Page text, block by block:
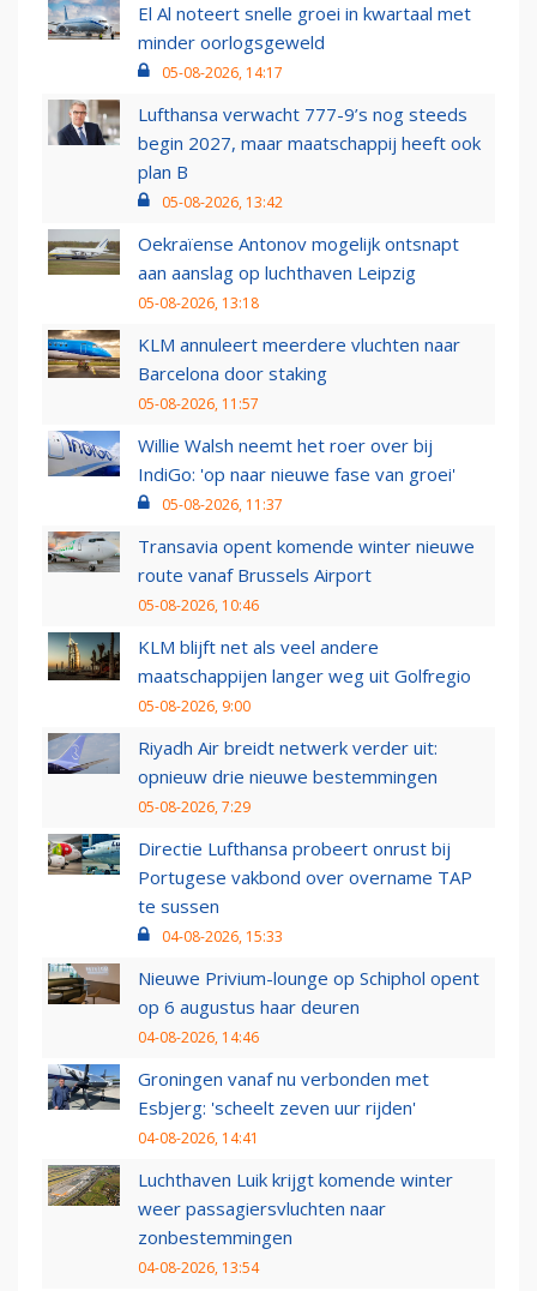
El Al noteert snelle groei in kwartaal met
minder oorlogsgeweld
05-08-2026, 14:17
Lufthansa verwacht 777-9’s nog steeds
begin 2027, maar maatschappij heeft ook
plan B
05-08-2026, 13:42
Oekraïense Antonov mogelijk ontsnapt
aan aanslag op luchthaven Leipzig
05-08-2026, 13:18
KLM annuleert meerdere vluchten naar
Barcelona door staking
05-08-2026, 11:57
Willie Walsh neemt het roer over bij
IndiGo: 'op naar nieuwe fase van groei'
05-08-2026, 11:37
Transavia opent komende winter nieuwe
route vanaf Brussels Airport
05-08-2026, 10:46
KLM blijft net als veel andere
maatschappijen langer weg uit Golfregio
05-08-2026, 9:00
Riyadh Air breidt netwerk verder uit:
opnieuw drie nieuwe bestemmingen
05-08-2026, 7:29
Directie Lufthansa probeert onrust bij
Portugese vakbond over overname TAP
te sussen
04-08-2026, 15:33
Nieuwe Privium-lounge op Schiphol opent
op 6 augustus haar deuren
04-08-2026, 14:46
Groningen vanaf nu verbonden met
Esbjerg: 'scheelt zeven uur rijden'
04-08-2026, 14:41
Luchthaven Luik krijgt komende winter
weer passagiersvluchten naar
zonbestemmingen
04-08-2026, 13:54